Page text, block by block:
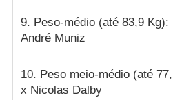
9. Peso-médio (até 83,9
André Muniz
10. Peso meio-médio (até
x Nicolas Dalby